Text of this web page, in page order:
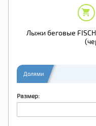
Лыжи беговые
Долями
Размер: